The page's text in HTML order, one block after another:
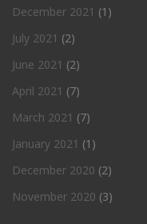
December 2021 (1)
July 2021 (2)
June 2021 (2)
April 2021 (7)
March 2021 (7)
January 2021 (1)
December 2020 (2)
November 2020 (3)